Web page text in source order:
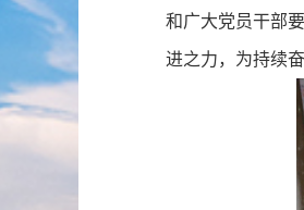
和广大党员干部
进之力，为持续